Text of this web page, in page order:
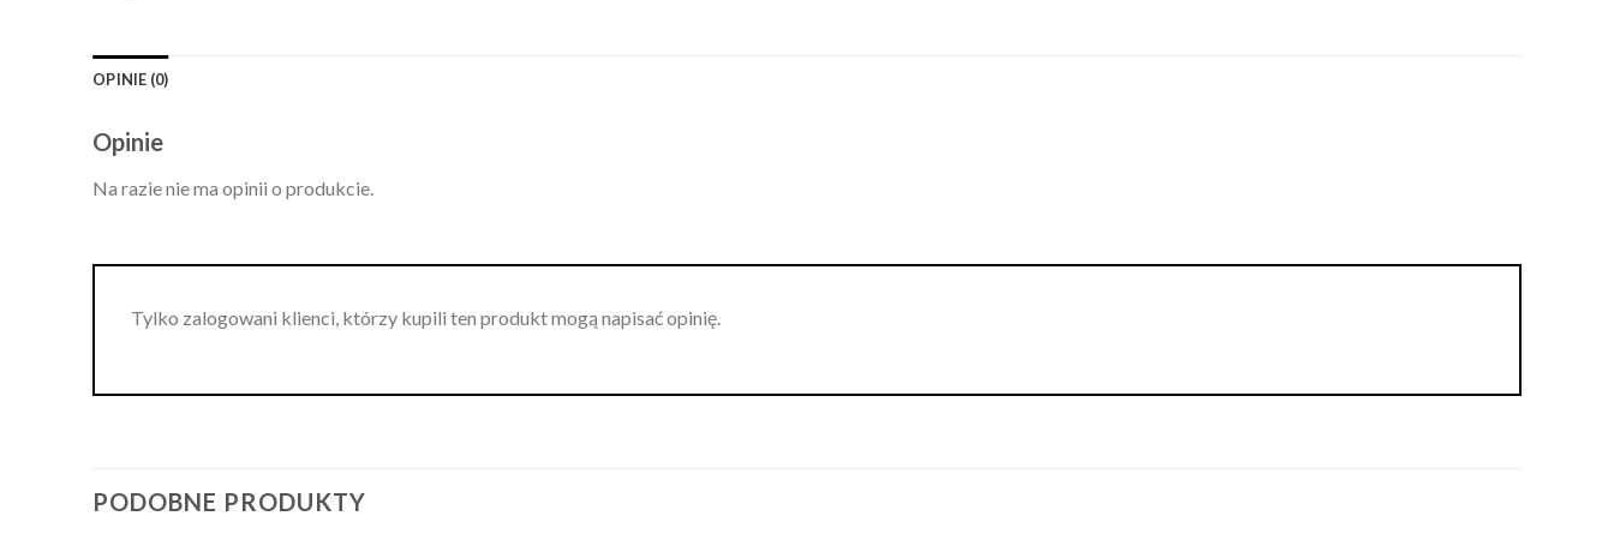
OPINIE (0)
Opinie
Na razie nie ma opinii o produkcie.
Tylko zalogowani klienci, którzy kupili ten produkt mogą napisać opinię.
PODOBNE PRODUKTY